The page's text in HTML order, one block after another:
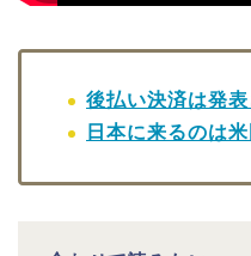
後払い決済は発
日本に来るのは